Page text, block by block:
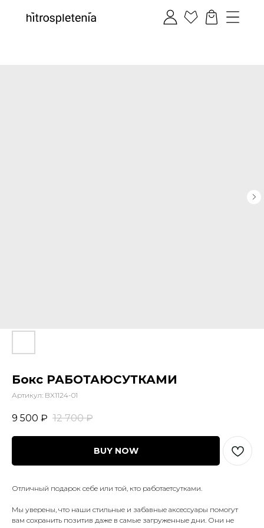
Бокс РАБОТАЮСУТКАМИ
Артикул: BX1124-01
9 500 ₽ 12 700 ₽
BUY NOW
Отличный подарок себе или той, кто работаетсутками.
Мы уверены, что наши стильные и забавные аксессуары помогут
вам сохранить позитив даже в самые загруженные дни. Они не